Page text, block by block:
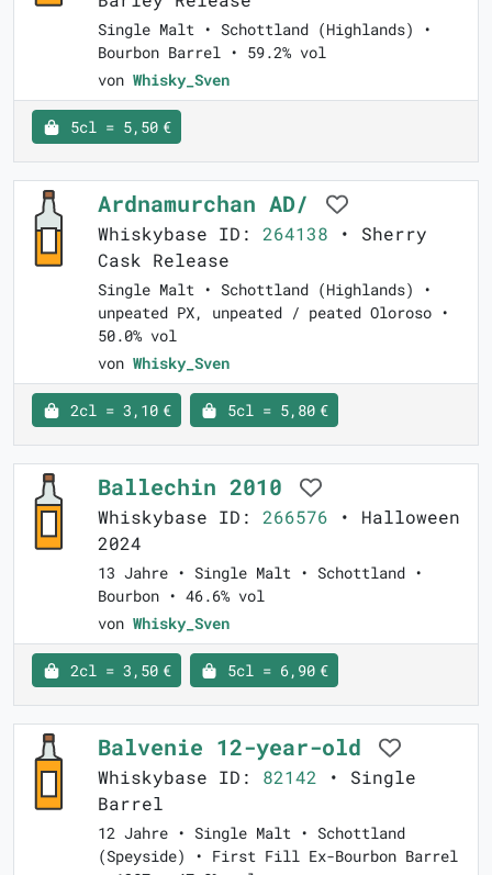
Single Malt • Schottland (Highlands) •
Bourbon Barrel • 59.2% vol
von Whisky_Sven
5cl = 5,50 €
Ardnamurchan AD/
Whiskybase ID: 264138 • Sherry
Cask Release
Single Malt • Schottland (Highlands) •
unpeated PX, unpeated / peated Oloroso •
50.0% vol
von Whisky_Sven
2cl = 3,10 € 5cl = 5,80 €
Ballechin 2010
Whiskybase ID: 266576 • Halloween
2024
13 Jahre • Single Malt • Schottland •
Bourbon • 46.6% vol
von Whisky_Sven
2cl = 3,50 € 5cl = 6,90 €
Balvenie 12-year-old
Whiskybase ID: 82142 • Single
Barrel
12 Jahre • Single Malt • Schottland
(Speyside) • First Fill Ex-Bourbon Barrel